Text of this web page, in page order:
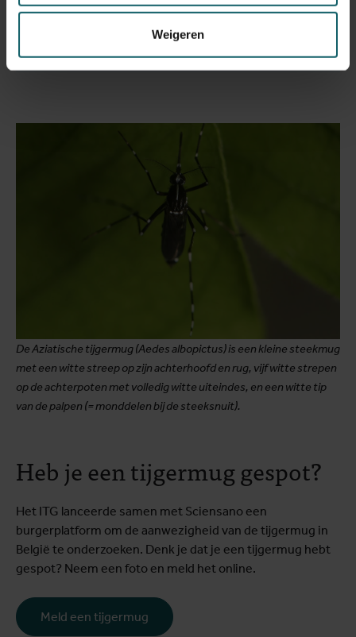
Weigeren
De Aziatische tijgermug (Aedes albopictus) is een kleine steekmug
met een witte streep op zijn achterhoofd en rug, vijf witte strepen
op de achterpoten met volledig witte uiteindes, en een witte tip
van de palpen (= monddelen bij de steeksnuit).
Heb je een tijgermug gespot?
Het ITG lanceerde samen met Sciensano een
burgerplatform om de aanwezigheid van de tijgermug in
België te onderzoeken. Denk je dat je een tijgermug hebt
gespot? Neem een foto en meld het online.
Meld een tijgermug